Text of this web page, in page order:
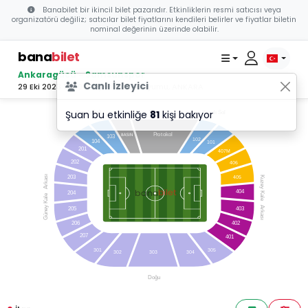
Banabilet bir ikincil bilet pazarıdır. Etkinliklerin resmi satıcısı veya
organizatörü değiliz; satıcılar bilet fiyatlarını kendileri belirler ve fiyatlar biletin
nominal değerinin üzerinde olabilir.
banabilet
Ankaragücü - Samsunspor
29 Eki 2023 13:30 - Eryaman Stadyumu, ANKARA
banabilet
Protokol
Kuzey Kale
Arkası
Güney Kale
Arkası
Kapalı Sağ Kapalı Sol
Doğu
Batı
101
102
103
104
301 302 303 304 305
401
402
403
404
405
406
407M
201
202
203
204
205
206
207
Canlı İzleyici
Şuan bu etkinliğe 81 kişi bakıyor